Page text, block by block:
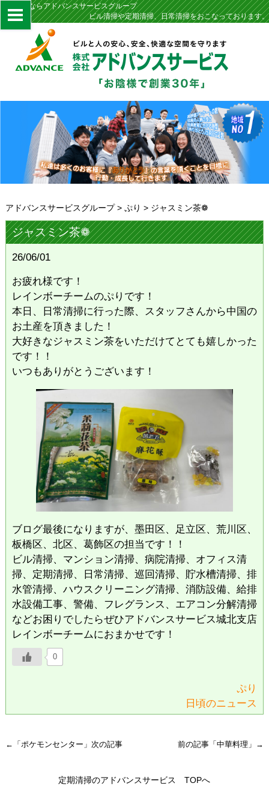
定期清掃ならアドバンスサービスグループ
ビル清掃や定期清掃、日常清掃をおこなっております。
アドバンスサービスグループ> ぷり > ジャスミン茶❁︎
ジャスミン茶❁︎
26/06/01
お疲れ様です！
レインボーチームのぷりです！
本日、日常清掃に行った際、スタッフさんから中国の
お土産を頂きました！
大好きなジャスミン茶をいただけてとても嬉しかった
です！！
いつもありがとうございます！
ブログ最後になりますが、墨田区、足立区、荒川区、
板橋区、北区、葛飾区の担当です！！
ビル清掃、マンション清掃、病院清掃、オフィス清
掃、定期清掃、日常清掃、巡回清掃、貯水槽清掃、排
水管清掃、ハウスクリーニング清掃、消防設備、給排
水設備工事、警備、フレグランス、エアコン分解清掃
などお困りでしたらぜひアドバンスサービス城北支店
レインボーチームにおまかせです！
0
ぷり
日頃のニュース
前の記事「中華料理 」→
←「 ポケモンセンター 」次の記事
定期清掃のアドバンスサービス TOPへ